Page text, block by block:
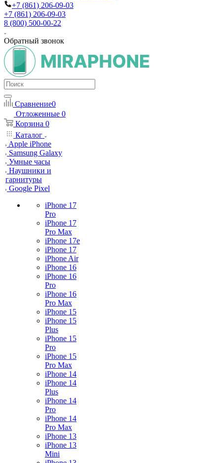
+7 (861) 206-09-03
+7 (861) 206-09-03
8 (800) 500-00-22
Обратный звонок
Сравнение0
Отложенные 0
Корзина 0
Каталог
Apple iPhone
Samsung Galaxy
Умные часы
Наушники и
гарнитуры
Google Pixel
iPhone 17
Pro
iPhone 17
Pro Max
iPhone 17e
iPhone 17
iPhone Air
iPhone 16
iPhone 16
Pro
iPhone 16
Pro Max
iPhone 15
iPhone 15
Plus
iPhone 15
Pro
iPhone 15
Pro Max
iPhone 14
iPhone 14
Plus
iPhone 14
Pro
iPhone 14
Pro Max
iPhone 13
iPhone 13
Mini